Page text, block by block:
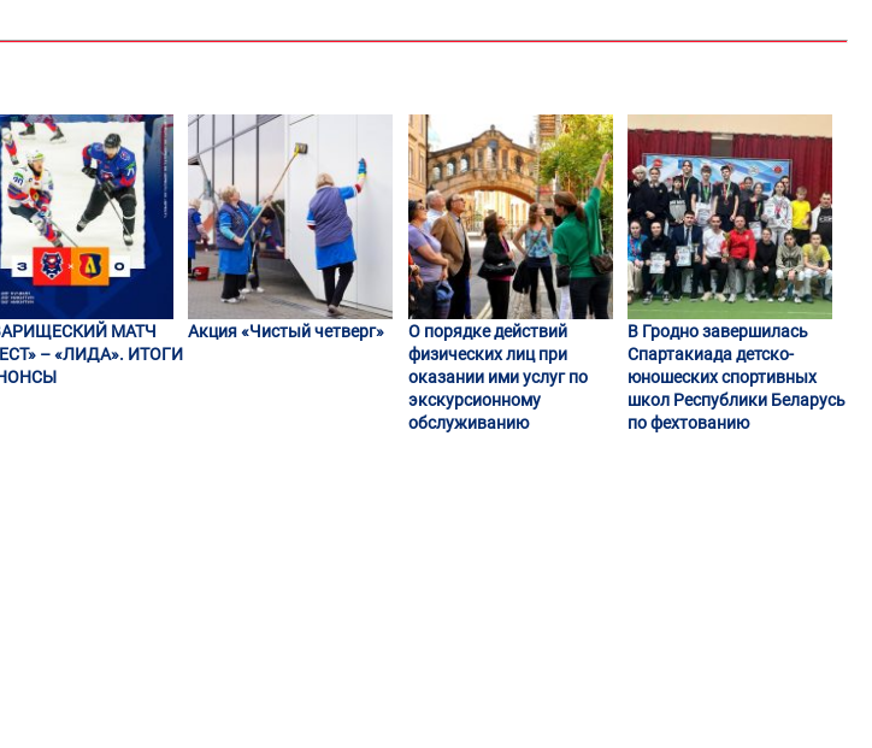
МАТЧ
– «ЛИДА». ИТОГИ
Акция «Чистый четверг»
О порядке действий
физических лиц при
оказании ими услуг по
экскурсионному
обслуживанию
В Гродно завершилась
Спартакиада детско-
юношеских спортивных
школ Республики Беларусь
по фехтованию